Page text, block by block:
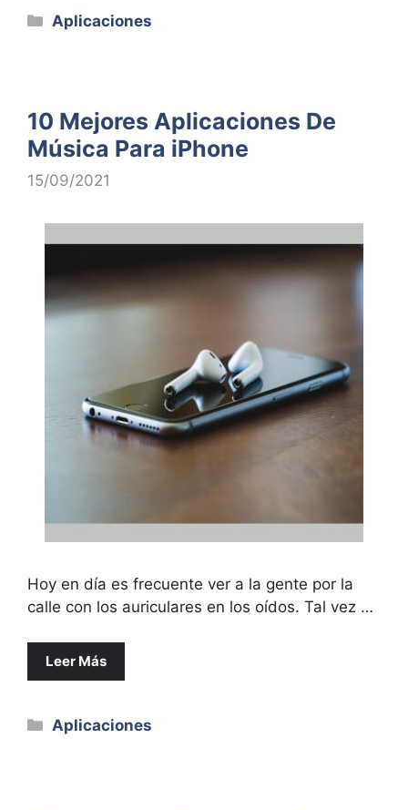
Categorías
Aplicaciones
10 Mejores Aplicaciones De
Música Para iPhone
15/09/2021
Hoy en día es frecuente ver a la gente por la
calle con los auriculares en los oídos. Tal vez …
Leer Más
Categorías
Aplicaciones